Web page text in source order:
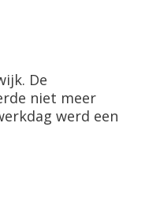
De
niet meer
werd een